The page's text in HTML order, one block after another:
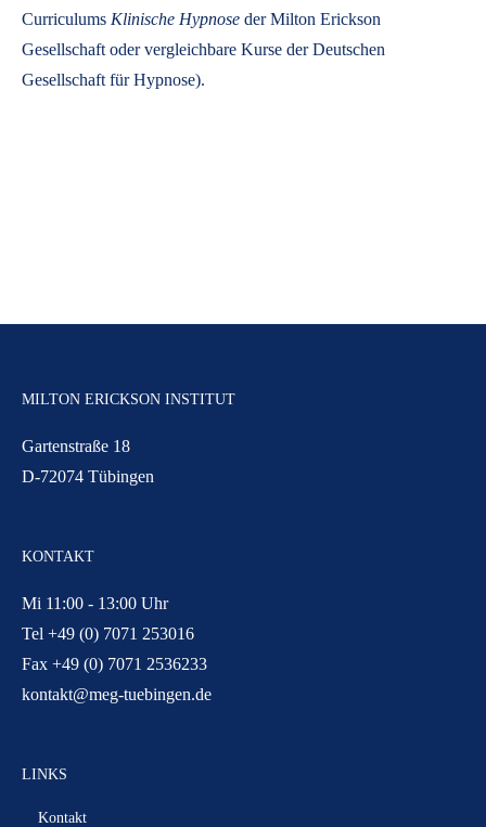
Curriculums Klinische Hypnose der Milton Erickson
Gesellschaft oder vergleichbare Kurse der Deutschen
Gesellschaft für Hypnose).
MILTON ERICKSON INSTITUT
Gartenstraße 18
D-72074 Tübingen
KONTAKT
Mi 11:00 - 13:00 Uhr
Tel +49 (0) 7071 253016
Fax +49 (0) 7071 2536233
kontakt@meg-tuebingen.de
LINKS
Kontakt